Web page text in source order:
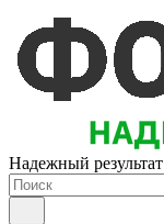
Надежный результат